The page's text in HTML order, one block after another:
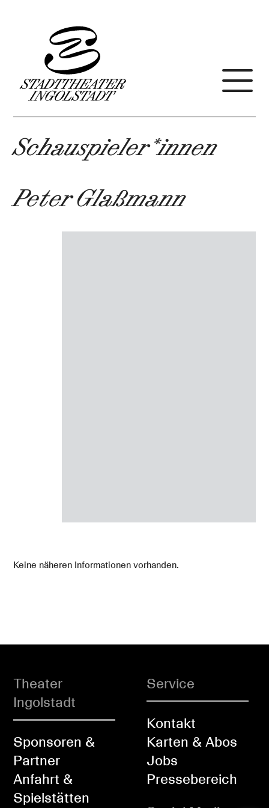
Schauspieler*innen
Peter Glaßmann
Keine näheren Informationen vorhanden.
Theater
Ingolstadt
Sponsoren &
Partner
Anfahrt &
Spielstätten
Service
Kontakt
Karten & Abos
Jobs
Pressebereich